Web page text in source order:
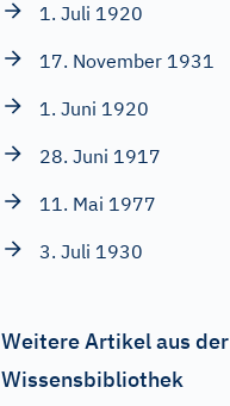
1. Juli 1920
17. November 1931
1. Juni 1920
28. Juni 1917
11. Mai 1977
3. Juli 1930
Weitere Artikel aus der
Wissensbibliothek